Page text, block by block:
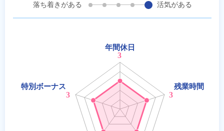
落ち着きがある
活気がある